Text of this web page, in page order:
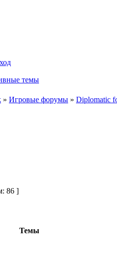
темы
» Игровые форумы » Diplomatic
86 ]
Темы